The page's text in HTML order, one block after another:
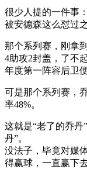
很少人提的一件事：
被安德森这么怼过
那个系列赛，刚拿
4助攻2封盖，了不起
年度第一阵容后卫
可是那个系列赛，
率48%。
这就是“老了的乔丹
丹”。
没法子，毕竟对媒
得赢球，一直赢下